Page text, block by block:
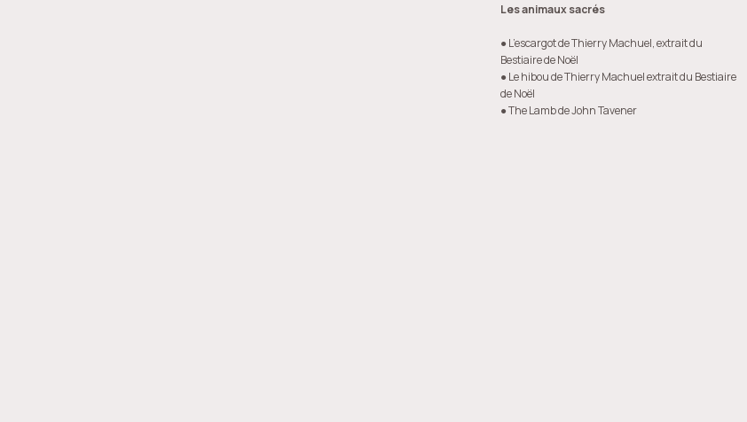
Les animaux sacrés
● L’escargot de Thierry Machuel, extrait du
Bestiaire de Noël
● Le hibou de Thierry Machuel extrait du Bestiaire
de Noël
● The Lamb de John Tavener